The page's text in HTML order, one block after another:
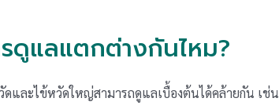
ดูแลแตกต่างกันไหม?
ดและไข้หวัดใหญ่สามารถดูแลเบื้องต้นได้คล้ายกัน เช่น